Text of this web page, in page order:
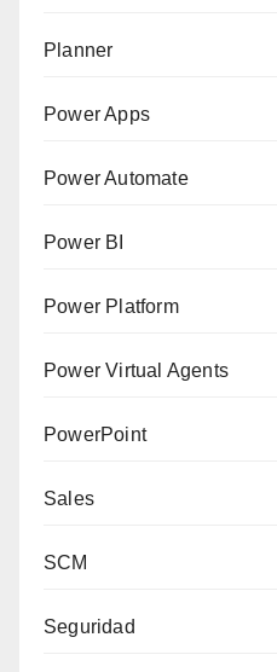
Planner
Power Apps
Power Automate
Power BI
Power Platform
Power Virtual Agents
PowerPoint
Sales
SCM
Seguridad